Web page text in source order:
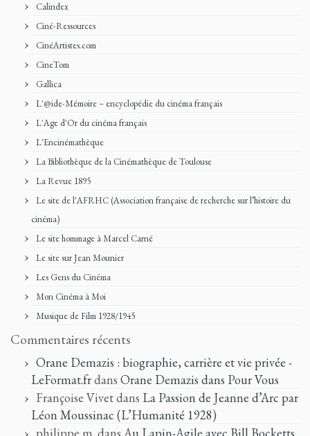
Calindex
Ciné-Ressources
CinéArtistes.com
CineTom
Gallica
L'@ide-Mémoire – encyclopédie du cinéma français
L'Age d'Or du cinéma français
L'Encinémathèque
La Bibliothèque de la Cinémathèque de Toulouse
La Revue 1895
Le site de l'AFRHC (Association française de recherche sur l’histoire du
cinéma)
Le site hommage à Marcel Carné
Le site sur Jean Mounier
Les Gens du Cinéma
Mon Cinéma à Moi
Musique de Film 1928/1945
Commentaires récents
Orane Demazis : biographie, carrière et vie privée -
LeFormat.frdans Orane Demazis dans Pour Vous
Françoise Vivetdans La Passion de Jeanne d’Arc par
Léon Moussinac (L’Humanité 1928)